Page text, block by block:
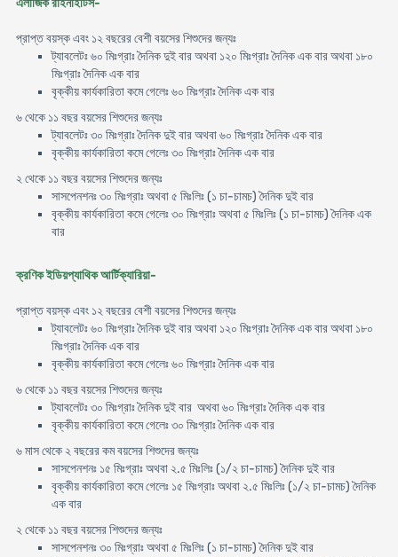
এলার্জিক রাইনাইটিস-
প্রাপ্ত বয়স্ক এবং ১২ বছরের বেশী বয়সের শিশুদের জন্যঃ
ট্যাবলেটঃ ৬০ মিঃগ্রাঃ দৈনিক দুই বার অথবা ১২০ মিঃগ্রাঃ দৈনিক এক বার অথবা ১৮০
মিঃগ্রাঃ দৈনিক এক বার
বৃক্কীয় কার্যকারিতা কমে গেলেঃ ৬০ মিঃগ্রাঃ দৈনিক এক বার
৬ থেকে ১১ বছর বয়সের শিশুদের জন্যঃ
ট্যাবলেটঃ ৩০ মিঃগ্রাঃ দৈনিক দুই বার অথবা ৬০ মিঃগ্রাঃ দৈনিক এক বার
বৃক্কীয় কার্যকারিতা কমে গেলেঃ ৩০ মিঃগ্রাঃ দৈনিক এক বার
২ থেকে ১১ বছর বয়সের শিশুদের জন্যঃ
সাসপেনশনঃ ৩০ মিঃগ্রাঃ অথবা ৫ মিঃলিঃ (১ চা-চামচ) দৈনিক দুই বার
বৃক্কীয় কার্যকারিতা কমে গেলেঃ ৩০ মিঃগ্রাঃ অথবা ৫ মিঃলিঃ (১ চা-চামচ) দৈনিক এক
বার
ক্রণিক ইডিয়প্যাথিক আর্টিক্যারিয়া-
প্রাপ্ত বয়স্ক এবং ১২ বছরের বেশী বয়সের শিশুদের জন্যঃ
ট্যাবলেটঃ ৬০ মিঃগ্রাঃ দৈনিক দুই বার অথবা ১২০ মিঃগ্রাঃ দৈনিক এক বার অথবা ১৮০
মিঃগ্রাঃ দৈনিক এক বার
বৃক্কীয় কার্যকারিতা কমে গেলেঃ ৬০ মিঃগ্রাঃ দৈনিক এক বার
৬ থেকে ১১ বছর বয়সের শিশুদের জন্যঃ
ট্যাবলেটঃ ৩০ মিঃগ্রাঃ দৈনিক দুই বার অথবা ৬০ মিঃগ্রাঃ দৈনিক এক বার
বৃক্কীয় কার্যকারিতা কমে গেলেঃ ৩০ মিঃগ্রাঃ দৈনিক এক বার
৬ মাস থেকে ২ বছরের কম বয়সের শিশুদের জন্যঃ
সাসপেনশনঃ ১৫ মিঃগ্রাঃ অথবা ২.৫ মিঃলিঃ (১/২ চা-চামচ) দৈনিক দুই বার
বৃক্কীয় কার্যকারিতা কমে গেলেঃ ১৫ মিঃগ্রাঃ অথবা ২.৫ মিঃলিঃ (১/২ চা-চামচ) দৈনিক
এক বার
২ থেকে ১১ বছর বয়সের শিশুদের জন্যঃ
সাসপেনশনঃ ৩০ মিঃগ্রাঃ অথবা ৫ মিঃলিঃ (১ চা-চামচ) দৈনিক দুই বার